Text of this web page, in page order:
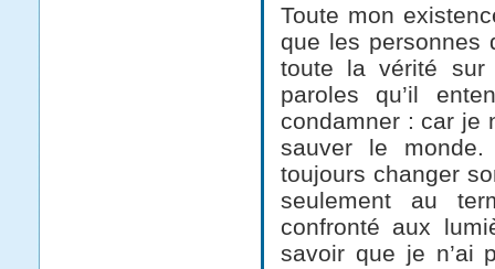
Toute mon
que les personnes
toute la vérité
paroles qu’il
condamner : car je
sauver le
toujours changer
seulement au
confronté aux
savoir que je n’ai